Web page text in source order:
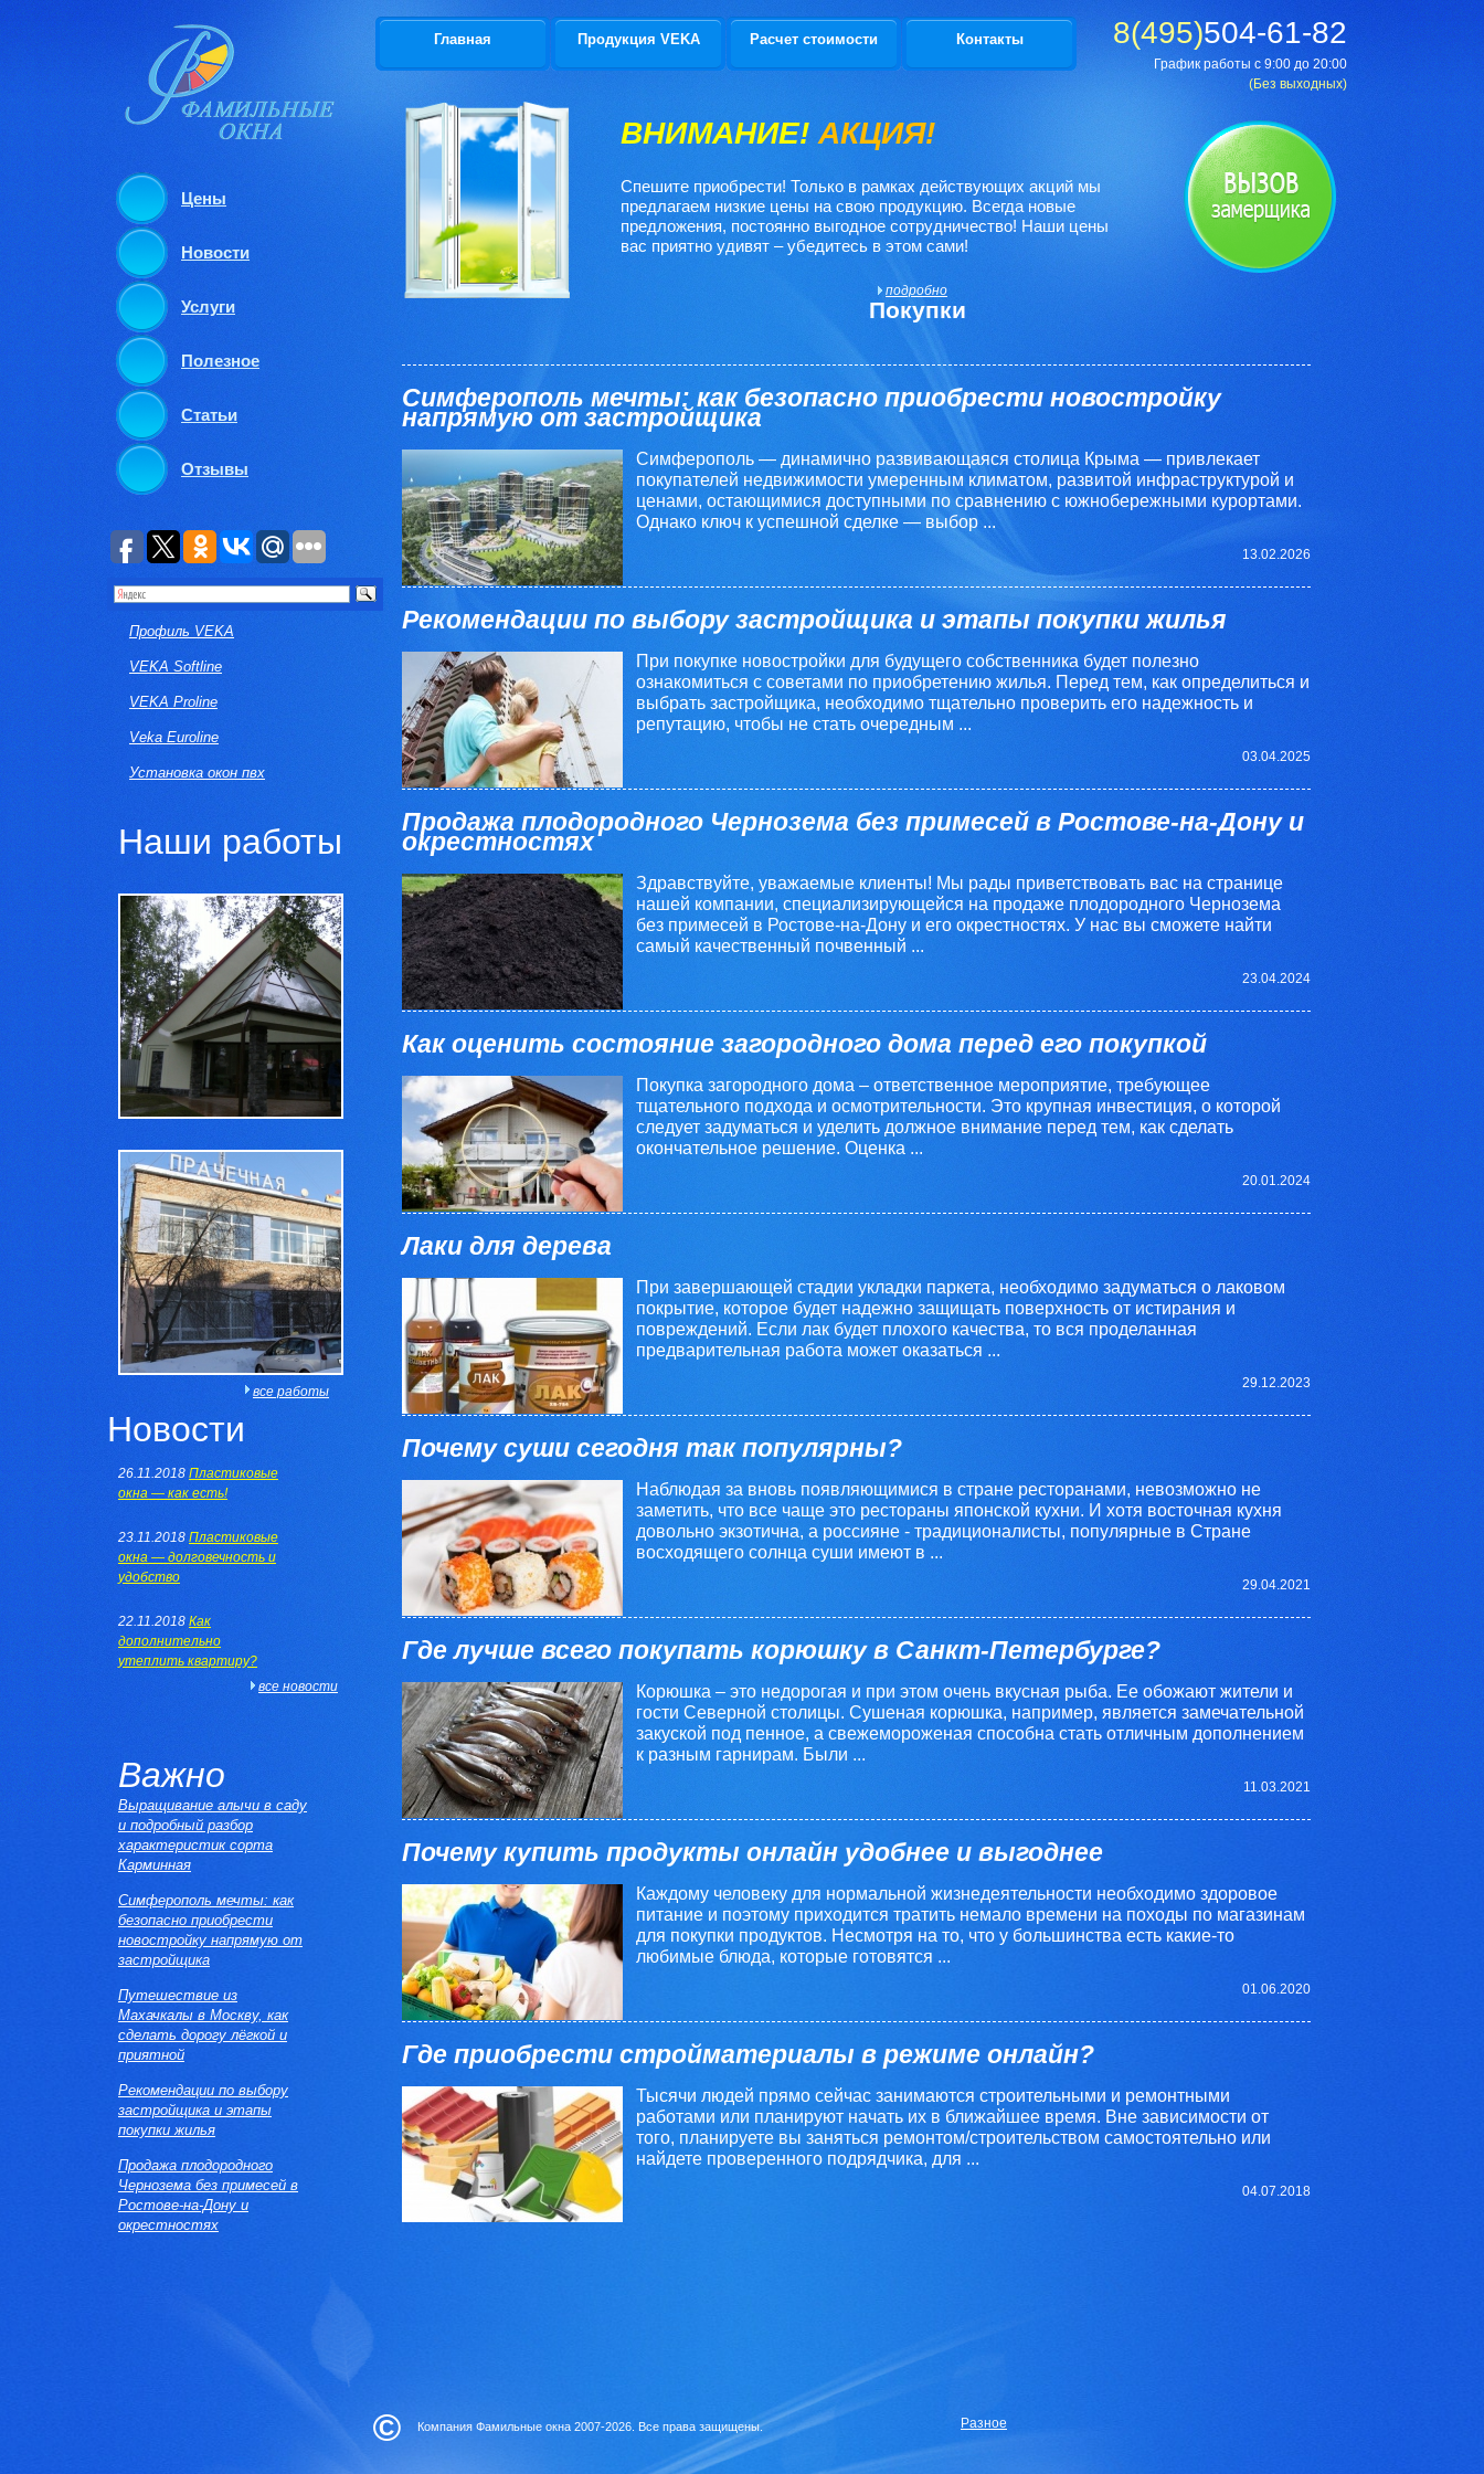
Главная Продукция VEKA Расчет стоимости Контакты 8(495)504-61-82
График работы с 9:00 до 20:00
(Без выходных)
Цены
Новости
Услуги
Полезное
Статьи
Отзывы
ВНИМАНИЕ! АКЦИЯ!
Спешите приобрести! Только в рамках действующих акций мы
предлагаем низкие цены на свою продукцию. Всегда новые
предложения, постоянно выгодное сотрудничество! Наши цены
вас приятно удивят – убедитесь в этом сами!
подробно
Покупки
Симферополь мечты: как безопасно приобрести новостройку
напрямую от застройщика
Симферополь — динамично развивающаяся столица Крыма — привлекает
покупателей недвижимости умеренным климатом, развитой инфраструктурой и
ценами, остающимися доступными по сравнению с южнобережными курортами.
Однако ключ к успешной сделке — выбор ...
13.02.2026
Рекомендации по выбору застройщика и этапы покупки жилья
При покупке новостройки для будущего собственника будет полезно
ознакомиться с советами по приобретению жилья. Перед тем, как определиться и
выбрать застройщика, необходимо тщательно проверить его надежность и
репутацию, чтобы не стать очередным ...
03.04.2025
Продажа плодородного Чернозема без примесей в Ростове-на-Дону и
окрестностях
Здравствуйте, уважаемые клиенты! Мы рады приветствовать вас на странице
нашей компании, специализирующейся на продаже плодородного Чернозема
без примесей в Ростове-на-Дону и его окрестностях. У нас вы сможете найти
самый качественный почвенный ...
23.04.2024
Как оценить состояние загородного дома перед его покупкой
Покупка загородного дома – ответственное мероприятие, требующее
тщательного подхода и осмотрительности. Это крупная инвестиция, о которой
следует задуматься и уделить должное внимание перед тем, как сделать
окончательное решение. Оценка ...
20.01.2024
Лаки для дерева
При завершающей стадии укладки паркета, необходимо задуматься о лаковом
покрытие, которое будет надежно защищать поверхность от истирания и
повреждений. Если лак будет плохого качества, то вся проделанная
предварительная работа может оказаться ...
29.12.2023
Почему суши сегодня так популярны?
Наблюдая за вновь появляющимися в стране ресторанами, невозможно не
заметить, что все чаще это рестораны японской кухни. И хотя восточная кухня
довольно экзотична, а россияне - традиционалисты, популярные в Стране
восходящего солнца суши имеют в ...
29.04.2021
Где лучше всего покупать корюшку в Санкт-Петербурге?
Корюшка – это недорогая и при этом очень вкусная рыба. Ее обожают жители и
гости Северной столицы. Сушеная корюшка, например, является замечательной
закуской под пенное, а свежемороженая способна стать отличным дополнением
к разным гарнирам. Были ...
11.03.2021
Почему купить продукты онлайн удобнее и выгоднее
Каждому человеку для нормальной жизнедеятельности необходимо здоровое
питание и поэтому приходится тратить немало времени на походы по магазинам
для покупки продуктов. Несмотря на то, что у большинства есть какие-то
любимые блюда, которые готовятся ...
01.06.2020
Где приобрести стройматериалы в режиме онлайн?
Тысячи людей прямо сейчас занимаются строительными и ремонтными
работами или планируют начать их в ближайшее время. Вне зависимости от
того, планируете вы заняться ремонтом/строительством самостоятельно или
найдете проверенного подрядчика, для ...
04.07.2018
Профиль VEKA
VEKA Softline
VEKA Proline
Veka Euroline
Установка окон пвх
Наши работы
все работы
Новости
26.11.2018 Пластиковые
окна — как есть!
23.11.2018 Пластиковые
окна — долговечность и
удобство
22.11.2018 Как
дополнительно
утеплить квартиру?
все новости
Важно
Выращивание алычи в саду
и подробный разбор
характеристик сорта
Карминная
Симферополь мечты: как
безопасно приобрести
новостройку напрямую от
застройщика
Путешествие из
Махачкалы в Москву, как
сделать дорогу лёгкой и
приятной
Рекомендации по выбору
застройщика и этапы
покупки жилья
Продажа плодородного
Чернозема без примесей в
Ростове-на-Дону и
окрестностях
© Компания Фамильные окна 2007-2026. Все права защищены. Разное